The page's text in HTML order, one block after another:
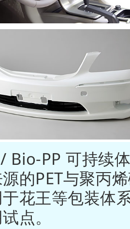
Bio-PP 可持续
的PET与聚丙
花王等包装体
点。